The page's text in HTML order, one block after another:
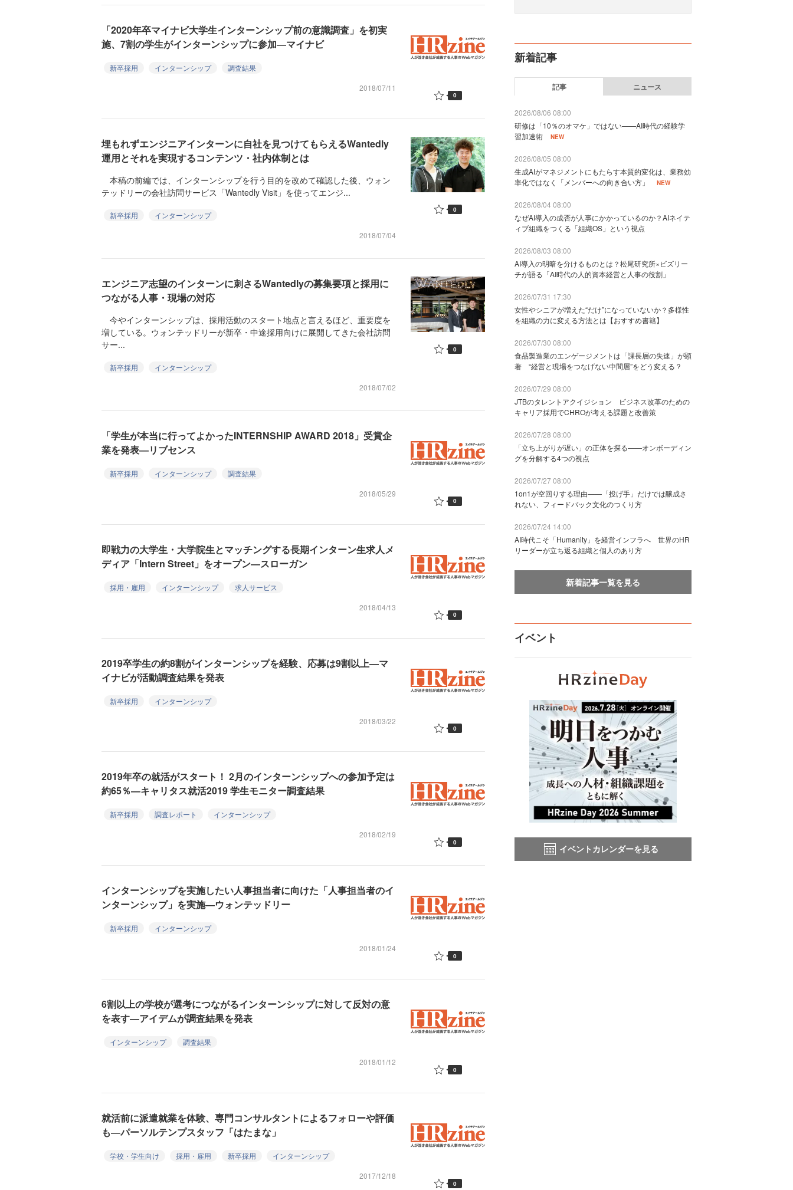
「2020年卒マイナビ大学生インターンシップ前の意識調査」を初実
施、7割の学生がインターンシップに参加―マイナビ
新卒採用 インターンシップ
調査結果
2018/07/11
0
埋もれずエンジニアインターンに自社を見つけてもらえるWantedly
運用とそれを実現するコンテンツ・社内体制とは
本稿の前編では、インターンシップを行う目的を改めて確認した後、ウォン
テッドリーの会社訪問サービス「Wantedly Visit」を使ってエンジ...
新卒採用
インターンシップ
2018/07/04
0
エンジニア志望のインターンに刺さるWantedlyの募集要項と採用に
つながる人事・現場の対応
今やインターンシップは、採用活動のスタート地点と言えるほど、重要度を
増している。ウォンテッドリーが新卒・中途採用向けに展開してきた会社訪問
サー...
新卒採用
インターンシップ
2018/07/02
0
「学生が本当に行ってよかったINTERNSHIP AWARD 2018」受賞企
業を発表―リブセンス
新卒採用 インターンシップ
調査結果
2018/05/29
0
即戦力の大学生・大学院生とマッチングする長期インターン生求人メ
ディア「Intern Street」をオープン―スローガン
採用・雇用 インターンシップ
求人サービス
2018/04/13
0
2019卒学生の約8割がインターンシップを経験、応募は9割以上―マ
イナビが活動調査結果を発表
新卒採用
インターンシップ
2018/03/22
0
2019年卒の就活がスタート！ 2月のインターンシップへの参加予定は
約65％―キャリタス就活2019 学生モニター調査結果
新卒採用 調査レポート
インターンシップ
2018/02/19
0
インターンシップを実施したい人事担当者に向けた「人事担当者のイ
ンターンシップ」を実施―ウォンテッドリー
新卒採用
インターンシップ
2018/01/24
0
6割以上の学校が選考につながるインターンシップに対して反対の意
を表す―アイデムが調査結果を発表
インターンシップ
調査結果
2018/01/12
0
就活前に派遣就業を体験、専門コンサルタントによるフォローや評価
も―パーソルテンプスタッフ「はたまな」
学校・学生向け 採用・雇用 新卒採用
インターンシップ
2017/12/18
0
新着記事
記事 ニュース
2026/08/06 08:00
研修は「10％のオマケ」ではない——AI時代の経験学
習加速術
NEW
2026/08/05 08:00
生成AIがマネジメントにもたらす本質的変化は、業務効
率化ではなく「メンバーへの向き合い方」
NEW
2026/08/04 08:00
なぜAI導入の成否が人事にかかっているのか？AIネイテ
ィブ組織をつくる「組織OS」という視点
2026/08/03 08:00
AI導入の明暗を分けるものとは？松尾研究所×ビズリー
チが語る「AI時代の人的資本経営と人事の役割」
2026/07/31 17:30
女性やシニアが増えた“だけ”になっていないか？多様性
を組織の力に変える方法とは【おすすめ書籍】
2026/07/30 08:00
食品製造業のエンゲージメントは「課長層の失速」が顕
著 “経営と現場をつなげない中間層”をどう変える？
2026/07/29 08:00
JTBのタレントアクイジション ビジネス改革のための
キャリア採用でCHROが考える課題と改善策
2026/07/28 08:00
「立ち上がりが遅い」の正体を探る——オンボーディン
グを分解する4つの視点
2026/07/27 08:00
1on1が空回りする理由——「投げ手」だけでは醸成さ
れない、フィードバック文化のつくり方
2026/07/24 14:00
AI時代こそ「Humanity」を経営インフラへ 世界のHR
リーダーが立ち返る組織と個人のあり方
新着記事一覧を見る
イベント
イベントカレンダーを見る